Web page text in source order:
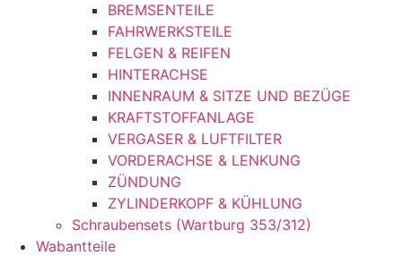
BREMSENTEILE
FAHRWERKSTEILE
FELGEN & REIFEN
HINTERACHSE
INNENRAUM & SITZE UND BEZÜGE
KRAFTSTOFFANLAGE
VERGASER & LUFTFILTER
VORDERACHSE & LENKUNG
ZÜNDUNG
ZYLINDERKOPF & KÜHLUNG
Schraubensets (Wartburg 353/312)
Wabantteile